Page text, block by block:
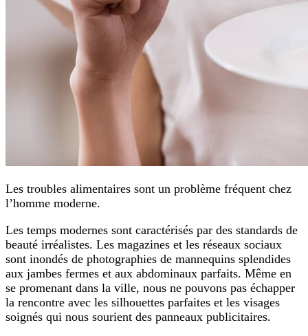
Les troubles alimentaires sont un problème fréquent chez
l’homme moderne.
Les temps modernes sont caractérisés par des standards de
beauté irréalistes. Les magazines et les réseaux sociaux
sont inondés de photographies de mannequins splendides
aux jambes fermes et aux abdominaux parfaits. Même en
se promenant dans la ville, nous ne pouvons pas échapper
la rencontre avec les silhouettes parfaites et les visages
soignés qui nous sourient des panneaux publicitaires.